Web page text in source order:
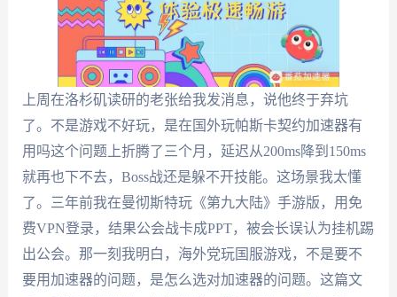
上周在洛杉矶读研的老张给我发消息，说他终于弃坑
了。不是游戏不好玩，是在国外玩帕斯卡契约加速器有
用吗这个问题上折腾了三个月，延迟从200ms降到150ms
就再也下不去，Boss战还是躲不开技能。这场景我太懂
了。三年前我在曼彻斯特玩《第九大陆》手游版，用免
费VPN登录，结果公会战卡成PPT，被会长误认为挂机踢
出公会。那一刻我明白，海外党玩国服游戏，不是要不
要用加速器的问题，是怎么选对加速器的问题。这篇文